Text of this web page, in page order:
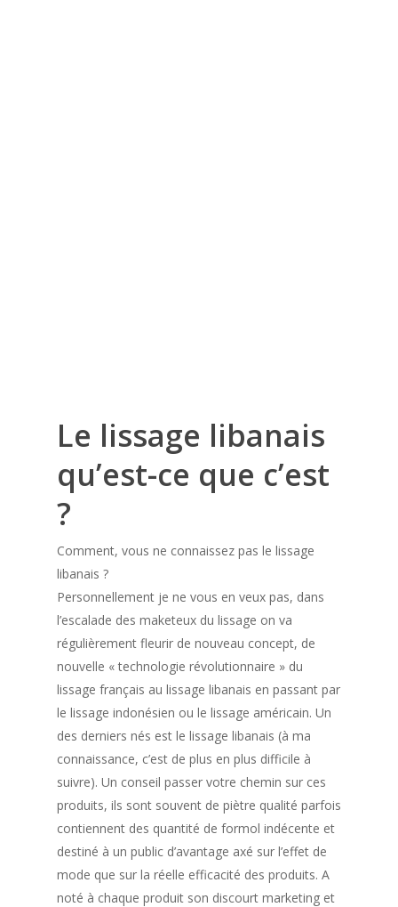
Le lissage libanais
qu’est-ce que c’est
?
Comment, vous ne connaissez pas le lissage
libanais ?
Personnellement je ne vous en veux pas, dans
l’escalade des maketeux du lissage on va
régulièrement fleurir de nouveau concept, de
nouvelle « technologie révolutionnaire » du
lissage français au lissage libanais en passant par
le lissage indonésien ou le lissage américain. Un
des derniers nés est le lissage libanais (à ma
connaissance, c’est de plus en plus difficile à
suivre). Un conseil passer votre chemin sur ces
produits, ils sont souvent de piètre qualité parfois
contiennent des quantité de formol indécente et
destiné à un public d’avantage axé sur l’effet de
mode que sur la réelle efficacité des produits. A
noté à chaque produit son discourt marketing et